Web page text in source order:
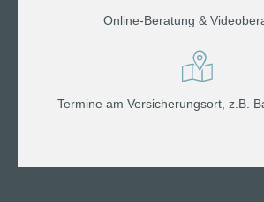
Online-Beratung &
Termine am Versicherungsort, z.B.